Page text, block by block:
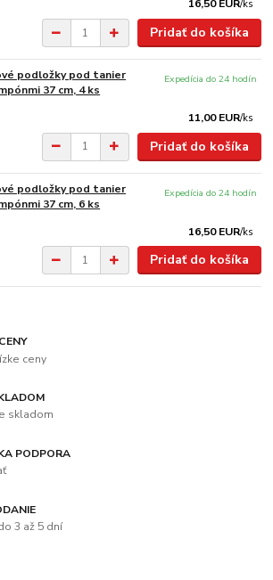
16,50 EUR/ks
Pridať do košíka
podložky pod tanier
37 cm, 4 ks
11,00 EUR/ks
Expedícia do 24 hodín
Pridať do košíka
podložky pod tanier
37 cm, 6 ks
16,50 EUR/ks
Expedícia do 24 hodín
Pridať do košíka
ceny
skladom
PODPORA
3 až 5 dní